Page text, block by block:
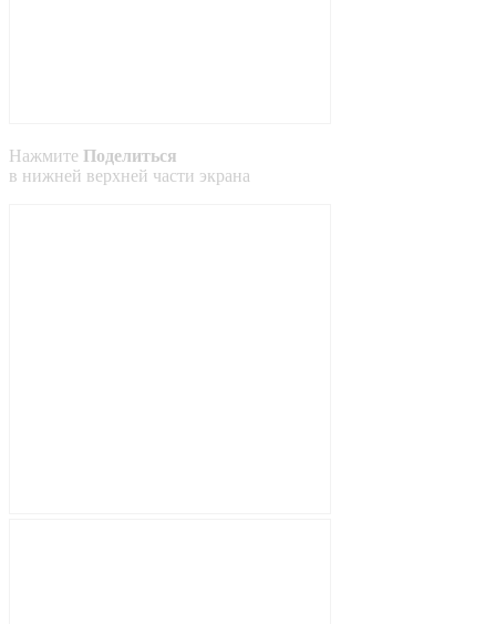
Нажмите Поделиться
в нижней верхней части экрана